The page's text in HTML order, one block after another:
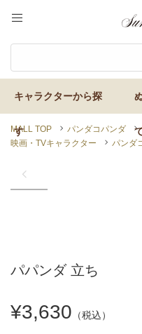
MALL TOP パンダコパンダ
映画・TVキャラクター
パンダ
パパンダ 立ち
¥3,630 （税込）